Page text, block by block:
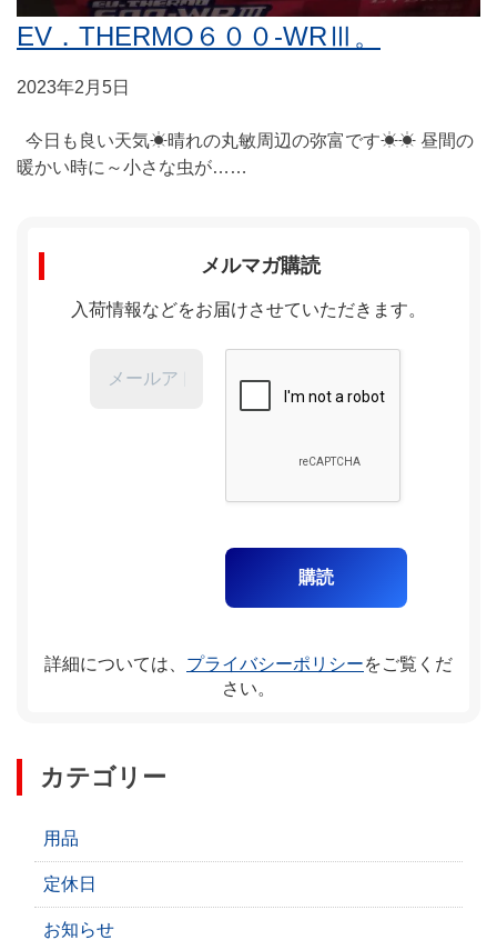
EV．THERMO６００‐WRⅢ。
2023年2月5日
今日も良い天気☀晴れの丸敏周辺の弥富です☀☀ 昼間の
暖かい時に～小さな虫が……
メルマガ購読
入荷情報などをお届けさせていただきます。
詳細については、 プライバシーポリシーをご覧くだ
さい。
カテゴリー
用品
定休日
お知らせ